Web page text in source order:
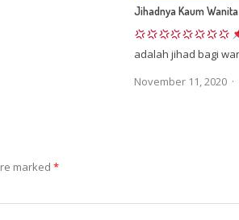
Jihadnya Kaum Wanita
November 11, 2020
marked *